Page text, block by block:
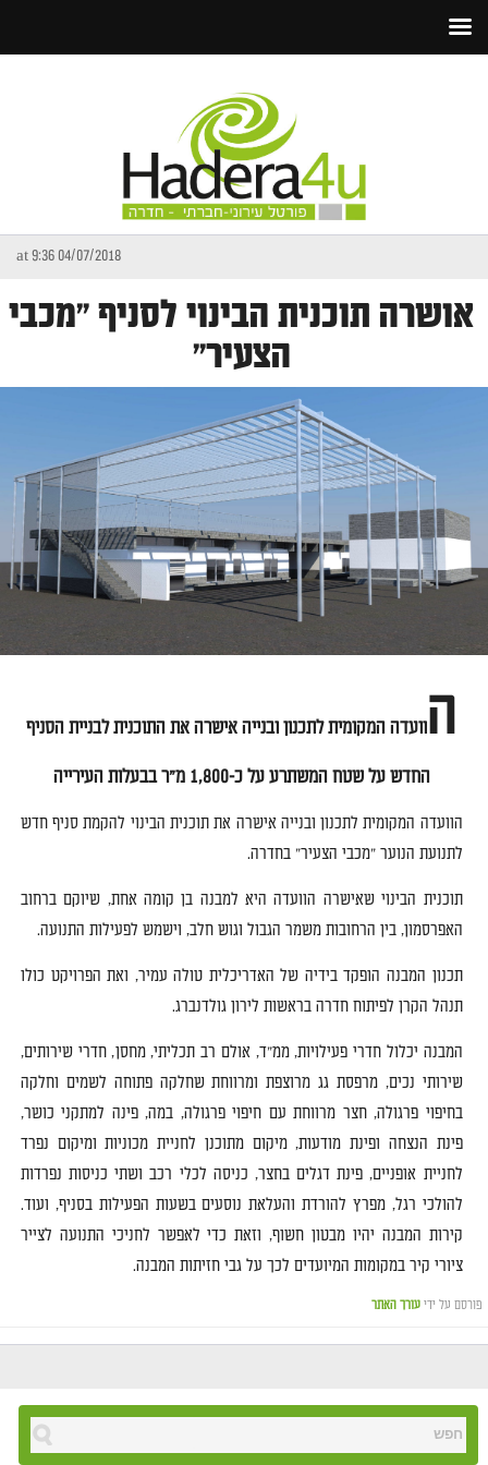
04/07/2018 at 9:36
אושרה תוכנית הבינוי לסניף "מכבי
הצעיר"
הוועדה המקומית לתכנון ובנייה אישרה את התוכנית לבניית הסניף
החדש על שטח המשתרע על כ-1,800 מ"ר בבעלות העירייה
הוועדה המקומית לתכנון ובנייה אישרה את תוכנית הבינוי להקמת סניף חדש
לתנועת הנוער"מכבי הצעיר"בחדרה.
תוכנית הבינוי שאישרה הוועדה היא למבנה בן קומה אחת, שיוקם ברחוב
האפרסמון,בין הרחובות משמר הגבול וגוש חלב, וישמש לפעילות התנועה.
תכנון המבנה הופקד בידיה של האדריכלית טולה עמיר, ואת הפרויקט כולו
תנהל הקרן לפיתוח חדרה בראשות לירון גולדנברג.
המבנה יכלול חדרי פעילויות,ממ"ד,אולם רב תכליתי,מחסן,חדרי שירותים,
שירותי נכים,מרפסת גג מרוצפת ומרווחת שחלקה פתוחה לשמים וחלקה
בחיפוי פרגולה,חצר מרווחת עם חיפוי פרגולה, במה,פינה למתקני כושר,
פינת הנצחה ופינת מודעות,מיקום מתוכנן לחניית מכוניות ומיקום נפרד
לחניית אופניים, פינת דגלים בחצר, כניסה לכלי רכב ושתי כניסות נפרדות
להולכי רגל,מפרץ להורדת והעלאת נוסעים בשעות הפעילות בסניף, ועוד.
קירות המבנה יהיו מבטון חשוף, וזאת כדי לאפשר לחניכי התנועה לצייר
ציורי קיר במקומות המיועדים לכך על גבי חזיתות המבנה.
פורסם על ידי עורך האתר